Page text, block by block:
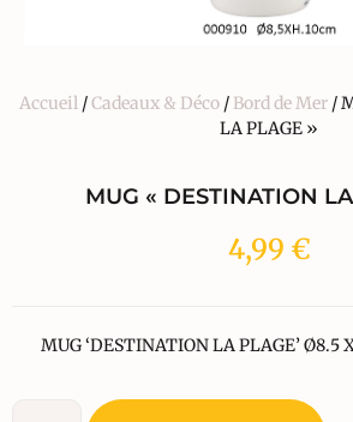
Accueil/Cadeaux & Déco/ Bord de Mer/
LA PLAGE »
MUG « DESTINATION
4,99 €
MUG ‘DESTINATION LA PLAGE’ Ø8.5